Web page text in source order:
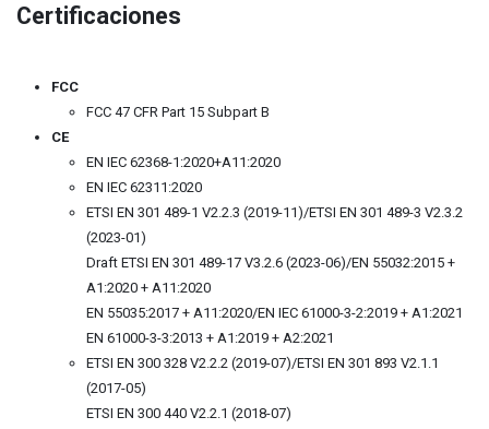
Certificaciones
FCC
FCC 47 CFR Part 15 Subpart B
CE
EN IEC 62368-1:2020+A11:2020
EN IEC 62311:2020
ETSI EN 301 489-1 V2.2.3 (2019-11)/ETSI EN 301 489-3 V2.3.2
(2023-01)
Draft ETSI EN 301 489-17 V3.2.6 (2023-06)/EN 55032:2015 +
A1:2020 + A11:2020
EN 55035:2017 + A11:2020/EN IEC 61000-3-2:2019 + A1:2021
EN 61000-3-3:2013 + A1:2019 + A2:2021
ETSI EN 300 328 V2.2.2 (2019-07)/ETSI EN 301 893 V2.1.1
(2017-05)
ETSI EN 300 440 V2.2.1 (2018-07)